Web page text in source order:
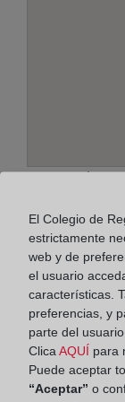
Dirección:
Av. de la
Horario:
De lunes a
Agosto: De
Los días 24
horas
El Colegio de
estrictamente
web y de
el usuario
características.
preferencias, y
parte del
Clica AQUÍ para
Puede aceptar
“Aceptar” o